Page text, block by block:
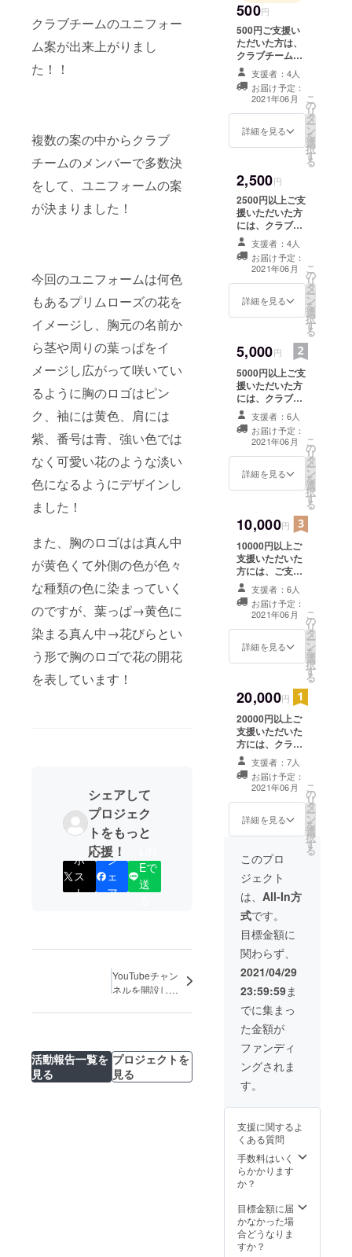
クラブチームのユニフォー
ム案が出来上がりまし
た！！
複数の案の中からクラブ
チームのメンバーで多数決
をして、ユニフォームの案
が決まりました！
今回のユニフォームは何色
もあるプリムローズの花を
イメージし、胸元の名前か
ら茎や周りの葉っぱをイ
メージし広がって咲いてい
るように胸のロゴはピン
ク、袖には黄色、肩には
紫、番号は青、強い色では
なく可愛い花のような淡い
色になるようにデザインし
ました！
また、胸のロゴはは真ん中
が黄色くて外側の色が色々
な種類の色に染まっていく
のですが、葉っぱ→黄色に
染まる真ん中→花びらとい
う形で胸のロゴで花の開花
を表しています！
シェアして
プロジェク
トをもっと
応援！
ポ
ス
ト
シ
ェ
ア
Eで
送
YouTubeチャン
ネルを開設しま
活動報告一覧を
見る
プロジェクトを
見る
500円
500円ご支援い
ただいた方は、
クラブチーム所
属の選手からの
御礼の動画をお
送りいたしま
す。
支援者：4人
お届け予定：
2021年06月
詳細を見る
こ
の
リ
タ
ー
ン
を
選
択
す
る
2,500円
2500円以上ご支
援いただいた方
には、クラブ
チームの練習に
ご本人様、もし
くはご家族様が
参加いただけま
す。(参加時には
グローブ、スパ
担になります。)
支援者：4人
お届け予定：
2021年06月
詳細を見る
こ
の
リ
タ
ー
ン
を
選
択
す
る
5,000円
5000円以上ご支
援いただいた方
には、クラブ
チームの公式戦
の観戦チケット1
枚(時期:令和3年
5〜9月 場所:埼
玉県近郊)と所属
選手の寄せ書き
ります。備考欄
にご希望のお名
前をご記載くだ
さい。) ※時期に
関しましては連
盟加入状況に
よって前後する
可能性がありま
支援者：6人
お届け予定：
2021年06月
詳細を見る
こ
の
リ
タ
ー
ン
を
選
択
す
る
10,000円
10000円以上ご
支援いただいた
方には、ご支援
者様の名前入りT
シャツを提供い
たします。（ご
希望のサイズと
ご希望のお名前
を備考欄にご記
支援者：6人
お届け予定：
2021年06月
詳細を見る
こ
の
リ
タ
ー
ン
を
選
択
す
る
20,000円
20000円以上ご
支援いただいた
方には、クラブ
チームのユニ
フォームのレプ
リカを提供いた
します。（ご希
望のサイズを備
考欄にご記載く
支援者：7人
お届け予定：
2021年06月
詳細を見る
こ
の
リ
タ
ー
ン
を
選
択
す
る
このプロ
ジェクト
は、 All-In方
式です。
目標金額に
関わらず、
2021/04/29
23:59:59ま
でに集まっ
た金額が
ファンディ
ングされま
す。
支援に関するよ
くある質問
手数料はいく
らかかります
か？
目標金額に届
かなかった場
合どうなりま
すか？